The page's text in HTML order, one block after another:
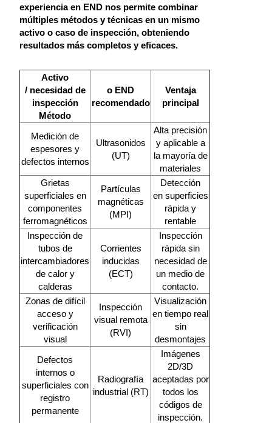
experiencia en END nos permite combinar
múltiples métodos y técnicas en un mismo
activo o caso de inspección, obteniendo
resultados más completos y eficaces.
Activo
/ necesidad de
inspección
Método
o END
recomendado
Ventaja
principal
Medición de
espesores y
defectos internos
Ultrasonidos
(UT)
Alta precisión
y aplicable a
la mayoría de
materiales
Grietas
superficiales en
componentes
ferromagnéticos
Partículas
magnéticas
(MPI)
Detección
en superficies
rápida y
rentable
Inspección de
tubos de
intercambiadores
de calor y
calderas
Corrientes
inducidas
(ECT)
Inspección
rápida sin
necesidad de
un medio de
contacto.
Zonas de difícil
acceso y
verificación
visual
Inspección
visual remota
(RVI)
Visualización
en tiempo real
sin
desmontajes
Defectos
internos o
superficiales con
registro
permanente
Radiografía
industrial (RT)
Imágenes
2D/3D
aceptadas por
todos los
códigos de
inspección.